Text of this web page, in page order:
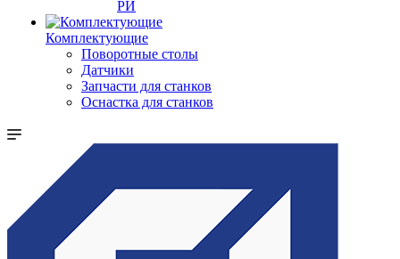
РИ
Комплектующие
Поворотные столы
Датчики
Запчасти для станков
Оснастка для станков